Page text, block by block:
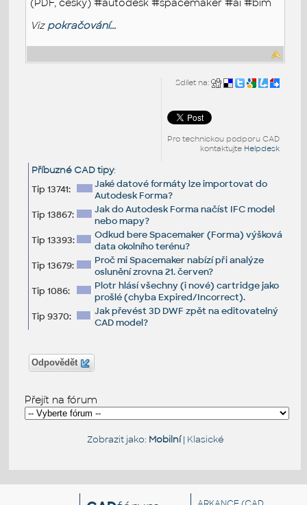
(PDF, česky) #autodesk #spacemaker #ai #bim
Viz pokračování...
Sdílet na:
Pro technickou podporu CAD
kontaktujte Helpdesk
Příbuzné CAD tipy:
Tip 13741:
Jaké datové formáty lze importovat do
Autodesk Forma?
Tip 13867:
Jak do Autodesk Forma načíst IFC model
nebo mapy?
Tip 13393:
Odkud bere Spacemaker (Forma) výšková
data okolního terénu?
Tip 13679:
Proč mi Spacemaker nabízí při analýze
oslunění zrovna 21. červen?
Tip 1086:
Plotr hlásí všechny (i nové) cartridge jako
prošlé (chyba Expired/Incorrect).
Tip 9370:
Jak převést 3D DWF zpět na editovatelný
CAD model?
Odpovědět
Přejít na fórum
Zobrazit jako: Mobilní| Klasické